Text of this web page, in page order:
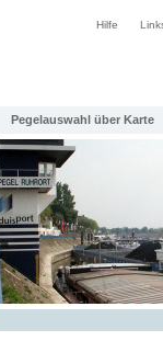
Hilfe
Pegelauswahl über Karte